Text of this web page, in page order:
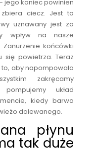
jego koniec powinien
ciecz. Jest to
uznawany jest za
wpływ na nasze
końcówki
się powietrza. Teraz
aby napompowała
zakręcamy
układ
kiedy barwa
dolewanego.
płynu
tak duże